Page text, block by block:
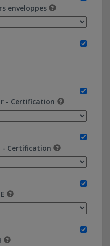
enveloppes
- Certification
Certification